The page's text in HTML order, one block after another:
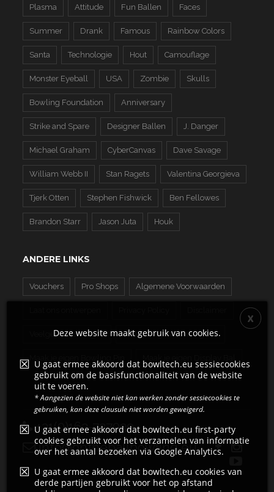
Plasma Attitude Fun Ballen Faces
Summer Drank Famous Rainbow Colors
Santa Technologie Hout Camouflage
Monster Eyeball USA Zombie Skulls
Bowling Foundation Anniversary
Strike and Spare Designer Ballen J. Danger
Michael Graham CyberCanvas Dave Savage
William Webb II Stan Ragets Valentina Georgieva
Tjerk Otten Stephen Fishwick Ben Fellowes
Brandon Starr Jason Juta Houk
ANDERE LINKS
Vouchers Pro Shops Algemene Voorwaarden
Veelgestelde Vragen Maak je eigen Bowling Bal
+31(0)162-727039
info@ontheballbowling.eu
Deze website maakt gebruik van cookies.
U gaat ermee akkoord dat bowltech.eu sessiecookies
gebruikt om de basisfunctionaliteit van de website
uit te voeren.
* Aangezien de website niet kan werken zonder sessiecookies te
gebruiken, kan deze clausule niet worden geweigerd.
U gaat ermee akkoord dat bowltech.eu first-party
cookies gebruikt voor het verzamelen van informatie
over het aantal bezoeken via Google Analytics.
U gaat ermee akkoord dat bowltech.eu cookies van
derde partijen gebruikt voor het op afstand